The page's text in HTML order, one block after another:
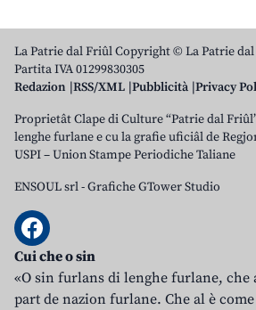
La Patrie dal Friûl Copyright © La Patrie
Partita IVA 01299830305
Redazion RSS/XML Pubblicità Privacy
Proprietât Clape di Culture “Patrie dal
lenghe furlane e cu la grafie uficiâl de
USPI – Union Stampe Periodiche Taliane
ENSOUL srl-Grafiche GTower Studio
Cui che o sin
«O sin furlans di lenghe furlane, che
part de nazion furlane. Che al è